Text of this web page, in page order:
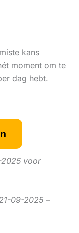
kans
moment om te
dag hebt.
voor
09-2025 –